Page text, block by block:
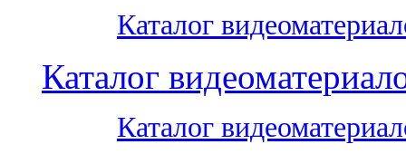
Каталог
Каталог
Каталог